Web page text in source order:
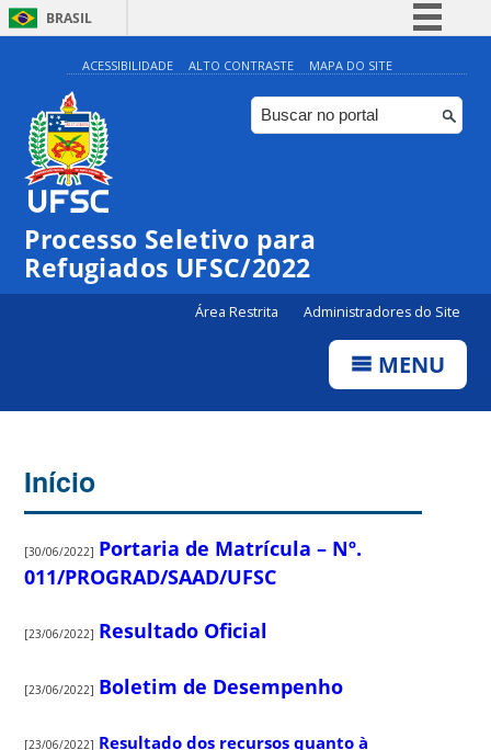
BRASIL
Simplifique!
Comunica BR
Participe
ACESSIBILIDADE ALTO CONTRASTE MAPA DO SITE
Processo Seletivo para
Refugiados UFSC/2022
Área Restrita Administradores do Site
MENU
Início
[30/06/2022] Portaria de Matrícula – Nº.
011/PROGRAD/SAAD/UFSC
[23/06/2022] Resultado Oficial
[23/06/2022] Boletim de Desempenho
[23/06/2022] Resultado dos recursos quanto à